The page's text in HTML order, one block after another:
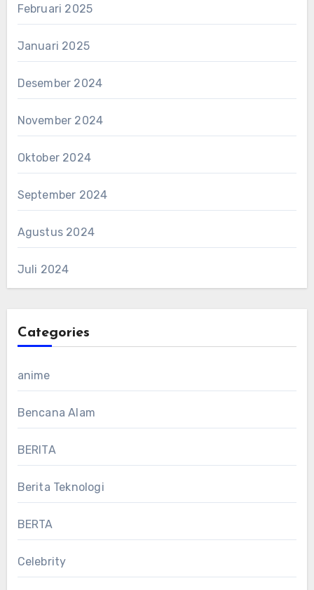
Februari 2025
Januari 2025
Desember 2024
November 2024
Oktober 2024
September 2024
Agustus 2024
Juli 2024
Categories
anime
Bencana Alam
BERITA
Berita Teknologi
BERTA
Celebrity